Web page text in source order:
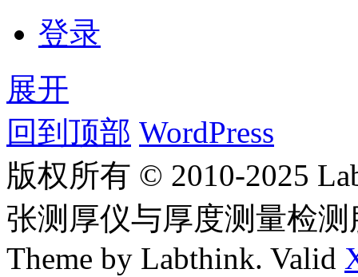
登录
展开
回到顶部 WordPress
版权所有 © 2010-2025
张测厚仪与厚度测量检
Theme by Labthink. Valid